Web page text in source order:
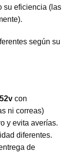
su eficiencia (las
según su
con
ni correas)
y evita averías.
diferentes.
de